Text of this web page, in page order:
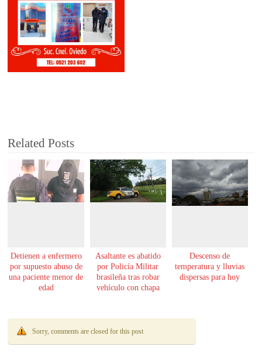
Related Posts
Detienen a enfermero
por supuesto abuso de
una paciente menor de
edad
Asaltante es abatido
por Policía Militar
brasileña tras robar
vehículo con chapa
Descenso de
temperatura y lluvias
dispersas para hoy
Sorry, comments are closed for this post